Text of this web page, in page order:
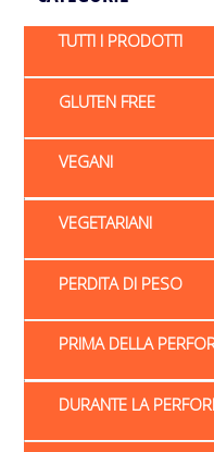
TUTTI I PRODOTTI
GLUTEN FREE
VEGANI
VEGETARIANI
PERDITA DI PESO
PRIMA DELLA
DURANTE LA